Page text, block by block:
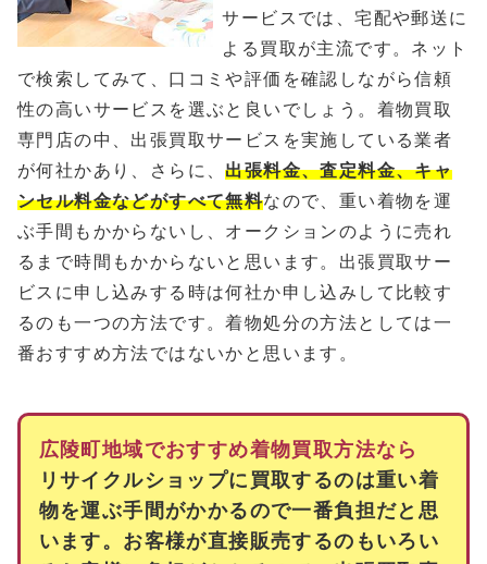
サービスでは、宅配や郵送に
よる買取が主流です。ネット
で検索してみて、口コミや評価を確認しながら信頼
性の高いサービスを選ぶと良いでしょう。着物買取
専門店の中、出張買取サービスを実施している業者
が何社かあり、さらに、出張料金、査定料金、キャ
ンセル料金などがすべて無料なので、重い着物を運
ぶ手間もかからないし、オークションのように売れ
るまで時間もかからないと思います。出張買取サー
ビスに申し込みする時は何社か申し込みして比較す
るのも一つの方法です。着物処分の方法としては一
番おすすめ方法ではないかと思います。
広陵町地域でおすすめ着物買取方法なら
リサイクルショップに買取するのは重い着
物を運ぶ手間がかかるので一番負担だと思
います。お客様が直接販売するのもいろい